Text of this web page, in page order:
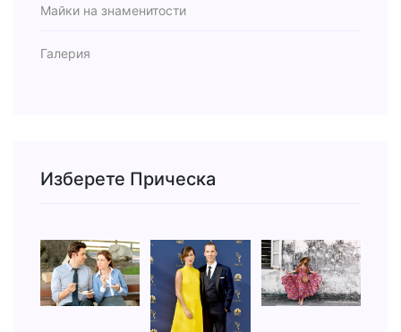
Майки на знаменитости
Галерия
Изберете Прическа